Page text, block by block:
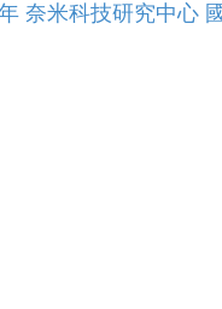
奈米科技研究中心